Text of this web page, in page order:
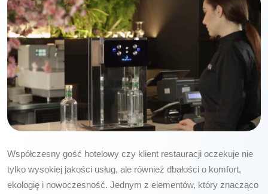
Współczesny gość hotelowy czy klient restauracji oczekuje nie
tylko wysokiej jakości usług, ale również dbałości o komfort,
ekologię i nowoczesność. Jednym z elementów, który znacząco